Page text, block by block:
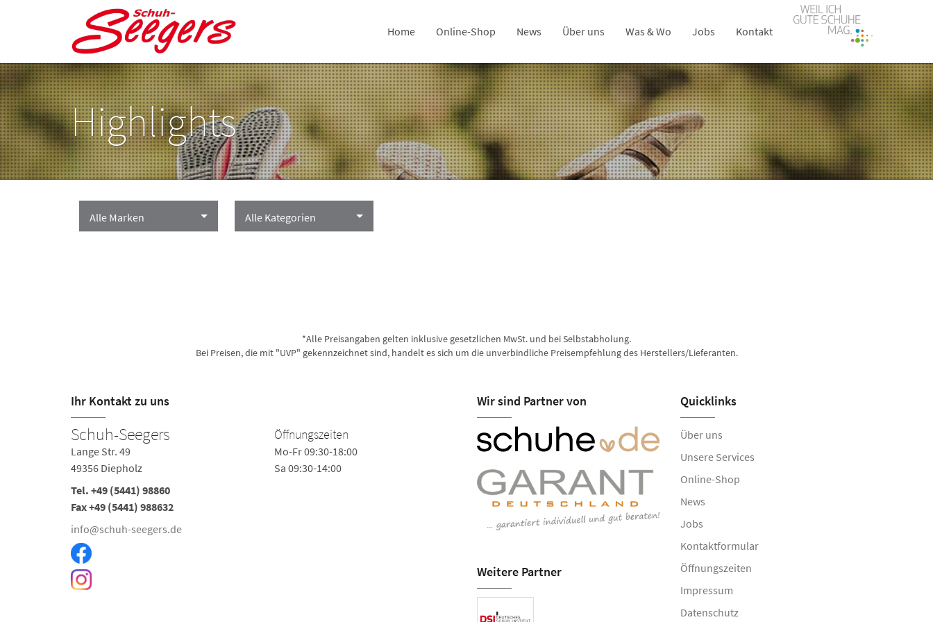
Home Online-Shop News Über uns Was & Wo Jobs Kontakt
Highlights
Alle Marken Alle Kategorien
*Alle Preisangaben gelten inklusive gesetzlichen MwSt. und bei Selbstabholung.
Bei Preisen, die mit "UVP" gekennzeichnet sind, handelt es sich um die unverbindliche Preisempfehlung des Herstellers/Lieferanten.
Ihr Kontakt zu uns
Schuh-Seegers
Lange Str. 49
49356 Diepholz
Tel. +49 (5441) 98860
Fax +49 (5441) 988632
info@schuh-seegers.de
Öffnungszeiten
Mo-Fr 09:30-18:00
Sa 09:30-14:00
Wir sind Partner von
Weitere Partner
Quicklinks
Über uns
Unsere Services
Online-Shop
News
Jobs
Kontaktformular
Öffnungszeiten
Impressum
Datenschutz